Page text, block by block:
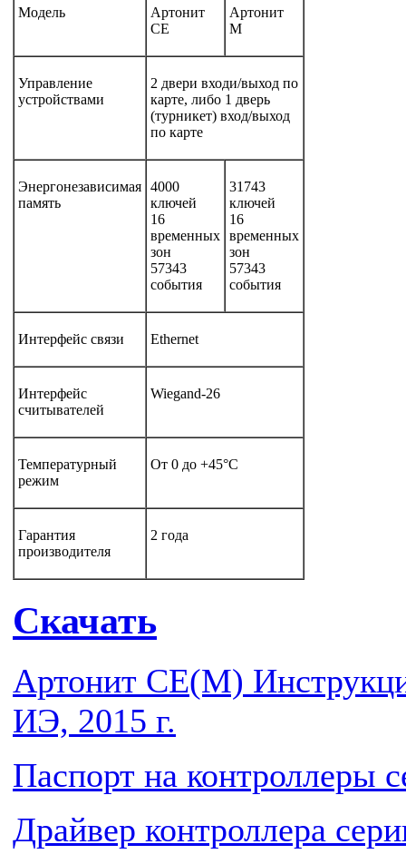
Модель
Артонит
СE
Артонит
М
Управление
устройствами
2 двери входи/выход по
карте, либо 1 дверь
(турникет) вход/выход
по карте
Энергонезависимая
память
4000
ключей
16
временных
зон
57343
события
31743
ключей
16
временных
зон
57343
события
Интерфейс связи Ethernet
Интерфейс
считывателей
Wiegand-26
Температурный
режим
От 0 до +45°C
Гарантия
производителя
2 года
Скачать
Артонит СЕ(М)
ИЭ, 2015 г.
Паспорт на контроллеры
Драйвер контроллера